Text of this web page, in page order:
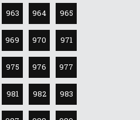
963 964 965
969 970 971
975 976 977
981 982 983